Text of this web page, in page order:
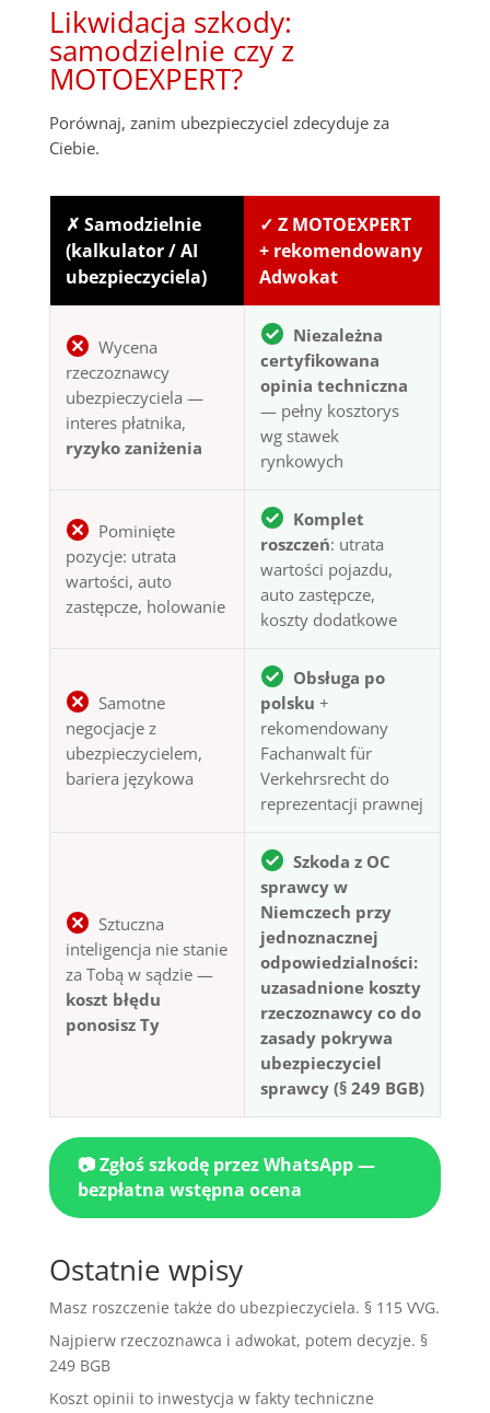
Likwidacja szkody:
samodzielnie czy z
MOTOEXPERT?
Porównaj, zanim ubezpieczyciel zdecyduje za
Ciebie.
✗ Samodzielnie
(kalkulator / AI
ubezpieczyciela)
✓ Z MOTOEXPERT
+ rekomendowany
Adwokat
Wycena
rzeczoznawcy
ubezpieczyciela —
interes płatnika,
ryzyko zaniżenia
Niezależna
certyfikowana
opinia techniczna
— pełny kosztorys
wg stawek
rynkowych
Pominięte
pozycje: utrata
wartości, auto
zastępcze, holowanie
Komplet
roszczeń: utrata
wartości pojazdu,
auto zastępcze,
koszty dodatkowe
Samotne
negocjacje z
ubezpieczycielem,
bariera językowa
Obsługa po
polsku +
rekomendowany
Fachanwalt für
Verkehrsrecht do
reprezentacji prawnej
Sztuczna
inteligencja nie stanie
za Tobą w sądzie —
koszt błędu
ponosisz Ty
Szkoda z OC
sprawcy w
Niemczech przy
jednoznacznej
odpowiedzialności:
uzasadnione koszty
rzeczoznawcy co do
zasady pokrywa
ubezpieczyciel
sprawcy (§ 249 BGB)
📷 Zgłoś szkodę przez WhatsApp —
bezpłatna wstępna ocena
Ostatnie wpisy
Masz roszczenie także do ubezpieczyciela. § 115 VVG.
Najpierw rzeczoznawca i adwokat, potem decyzje. §
249 BGB
Koszt opinii to inwestycja w fakty techniczne